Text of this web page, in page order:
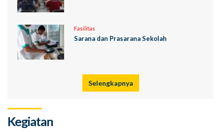
Fasilitas
Sarana dan Prasarana Sekolah
Selengkapnya
Kegiatan